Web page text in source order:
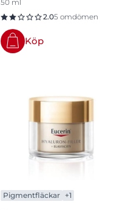
50 ml
2.05 omdömen
Köp
Pigmentfläckar +1